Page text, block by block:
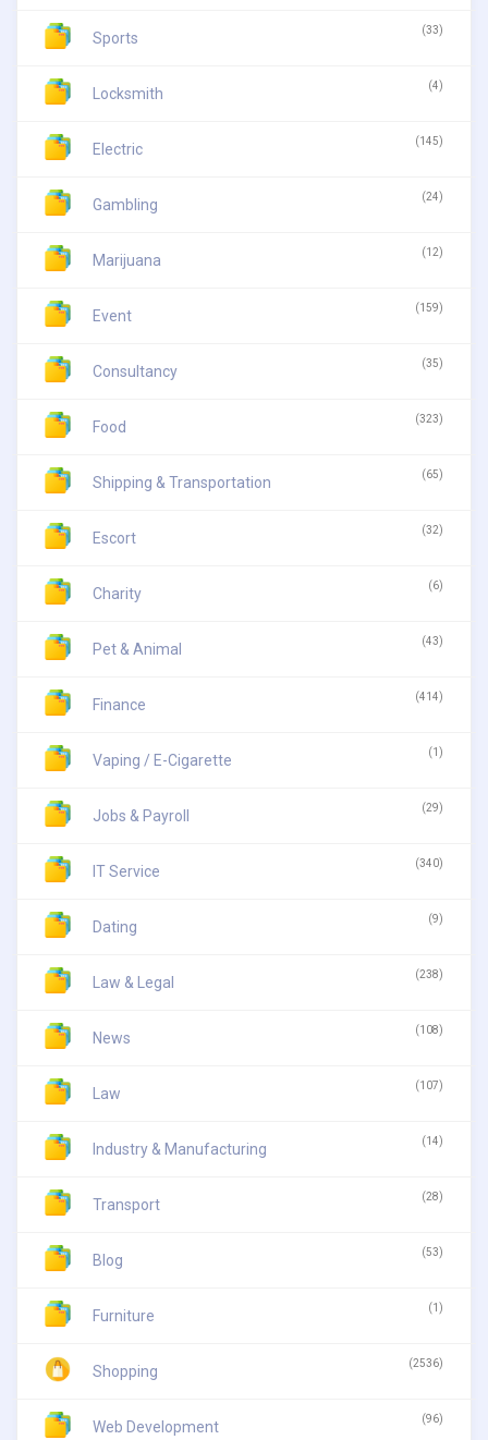
Sports (33)
Locksmith (4)
Electric (145)
Gambling (24)
Marijuana (12)
Event (159)
Consultancy (35)
Food (323)
Shipping & Transportation (65)
Escort (32)
Charity (6)
Pet & Animal (43)
Finance (414)
Vaping / E-Cigarette (1)
Jobs & Payroll (29)
IT Service (340)
Dating (9)
Law & Legal (238)
News (108)
Law (107)
Industry & Manufacturing (14)
Transport (28)
Blog (53)
Furniture (1)
Shopping (2536)
Web Development (96)